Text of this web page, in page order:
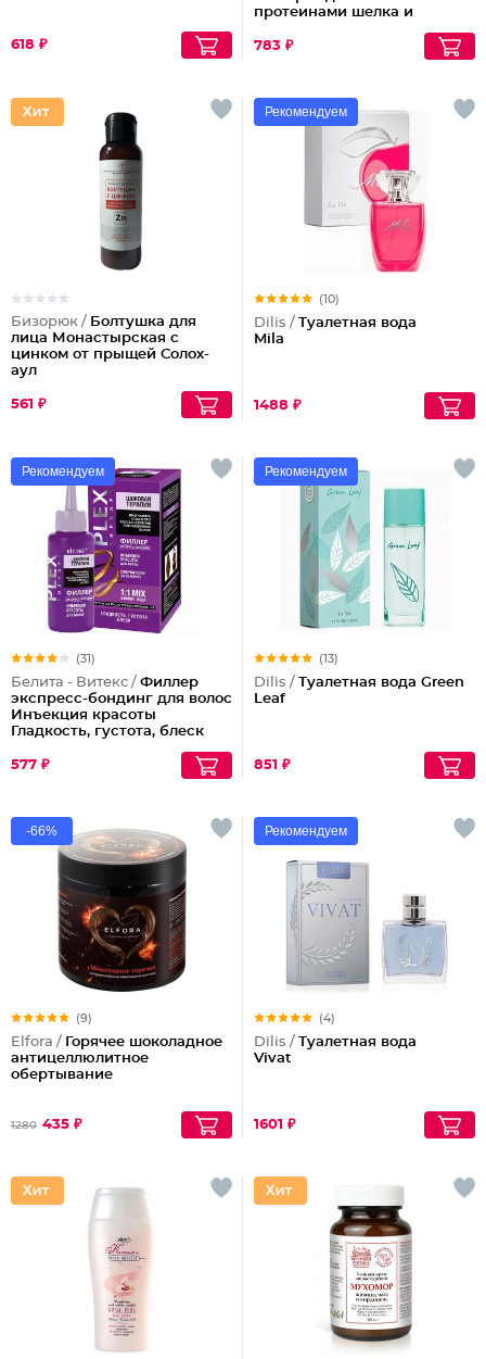
618 ₽
протеинами шелка и
Shampoo for Dyed and
783 ₽
Бизорюк / Болтушка для
лица Монастырская с
цинком от прыщей Солох-
аул
561 ₽
Рекомендуем
(10)
Dilis / Туалетная вода
Mila
1488 ₽
Рекомендуем
(31)
Белита - Витекс / Филлер
экспресс-бондинг для волос
Инъекция красоты
Гладкость, густота, блеск
577 ₽
Рекомендуем
(13)
Dilis / Туалетная вода Green
Leaf
851 ₽
-66%
(9)
Elfora / Горячее шоколадное
антицеллюлитное
обертывание
1280 435 ₽
Рекомендуем
(4)
Dilis / Туалетная вода
Vivat
1601 ₽